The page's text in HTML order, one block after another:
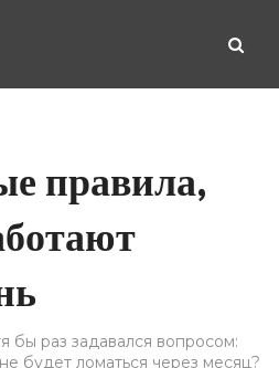
правила,
бы раз задавался вопросом:
будет ломаться через месяц?